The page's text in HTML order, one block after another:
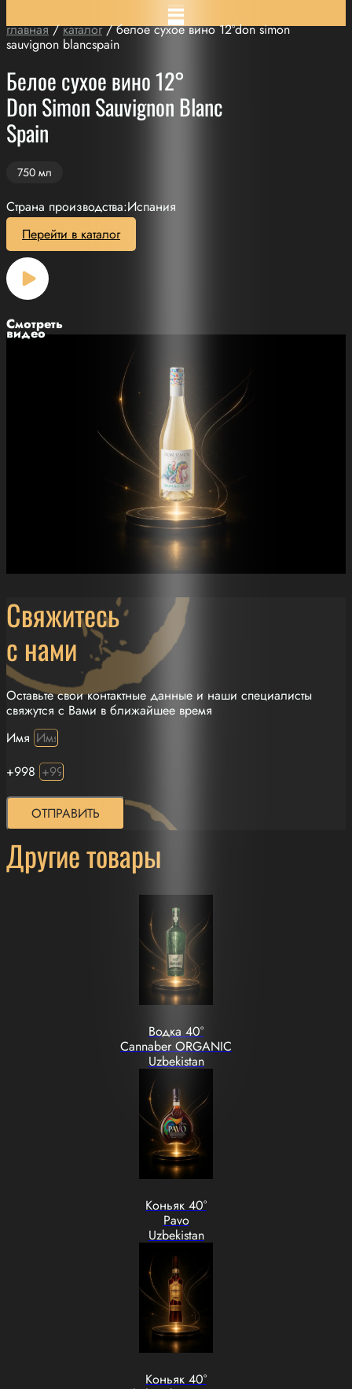
главная/каталог/ белое сухое вино 12°don simon
sauvignon blancspain
Белое сухое вино 12°
Don Simon Sauvignon Blanc
Spain
750 мл
Страна производства:Испания
Перейти в каталог
Смотреть
видео
Свяжитесь
с нами
Оставьте свои контактные данные и наши специалисты
свяжутся с Вами в ближайшее время
Имя
+998
ОТПРАВИТЬ
Другие товары
Водка 40°
Cannaber ORGANIC
Uzbekistan
Коньяк 40°
Pavo
Uzbekistan
Коньяк 40°